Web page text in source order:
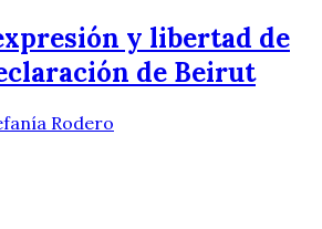
y libertad de
de Beirut
Rodero